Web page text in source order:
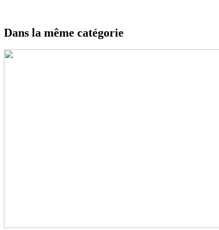
Dans la même catégorie